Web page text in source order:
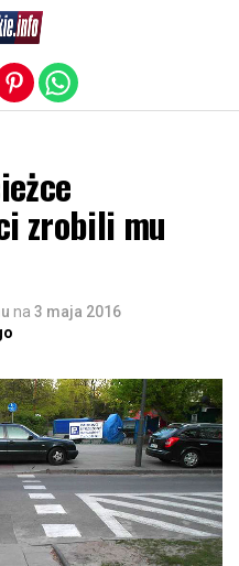
zrobili mu
na 3 maja 2016
version